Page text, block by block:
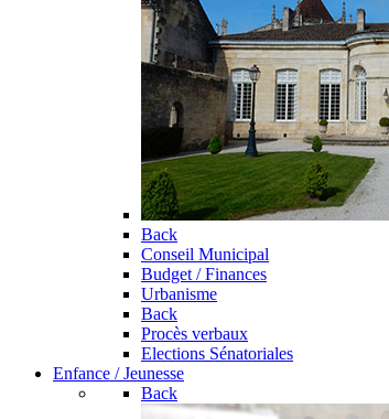
Back
Conseil Municipal
Budget / Finances
Urbanisme
Back
Procès verbaux
Elections Sénatoriales
Enfance / Jeunesse
Back